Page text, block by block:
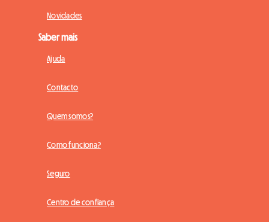
Novidades
Saber mais
Ajuda
Contacto
Quem somos?
Como funciona?
Seguro
Centro de confiança